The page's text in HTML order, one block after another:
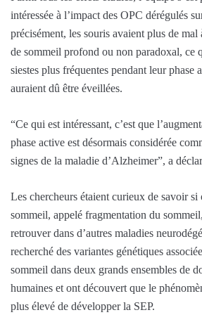
intéressée à l’impact des OPC dérégulés
précisément, les souris avaient plus de mal
de sommeil profond ou non paradoxal, ce
siestes plus fréquentes pendant leur phase
auraient dû être éveillées.
“Ce qui est intéressant, c’est que
phase active est désormais considérée
signes de la maladie d’Alzheimer”, a
Les chercheurs étaient curieux de savoir
sommeil, appelé fragmentation du
retrouver dans d’autres maladies
recherché des variantes génétiques
sommeil dans deux grands ensembles de
humaines et ont découvert que le
plus élevé de développer la SEP.